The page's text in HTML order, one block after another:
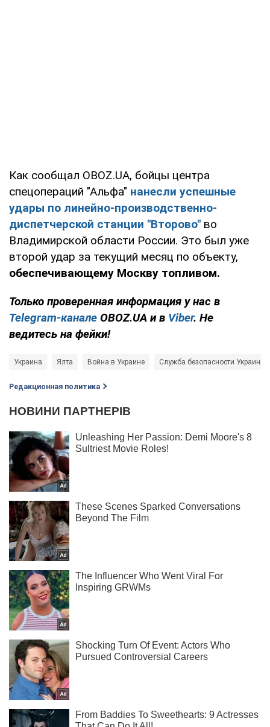
Как сообщал OBOZ.UA, бойцы центра
спецопераций "Альфа" нанесли успешные
удары по линейно-производственно-
диспетчерской станции "Второво" во
Владимирской области России. Это был уже
второй удар за текущий месяц по объекту,
обеспечивающему Москву топливом.
Только проверенная информация у нас в
Telegram-канале OBOZ.UA и в Viber. Не
ведитесь на фейки!
Украина Ялта Война в Украине Служба безопасности Украины
Редакционная политика